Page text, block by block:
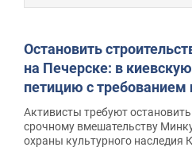
Остановить
на Печерске: в
петицию с требованием
беспредел
Активисты требуют
срочному вмешательству
охраны культурного наследия